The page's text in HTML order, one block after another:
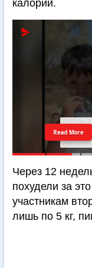
калорий.
Read More
Через 12
похудели за
участникам
лишь по 5 кг,